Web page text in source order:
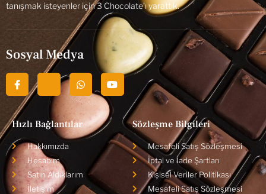
tanışmak isteyenler için 3 Chocolate’ı yarattık.
Sosyal Medya
Hızlı Bağlantılar
Hakkımızda
Hesabım
Satın Aldıklarım
İletişim
Sözleşme Bilgileri
Mesafeli Satış Sözleşmesi
İptal ve İade Şartları
Kişisel Veriler Politikası
Mesafeli Satış Sözleşmesi